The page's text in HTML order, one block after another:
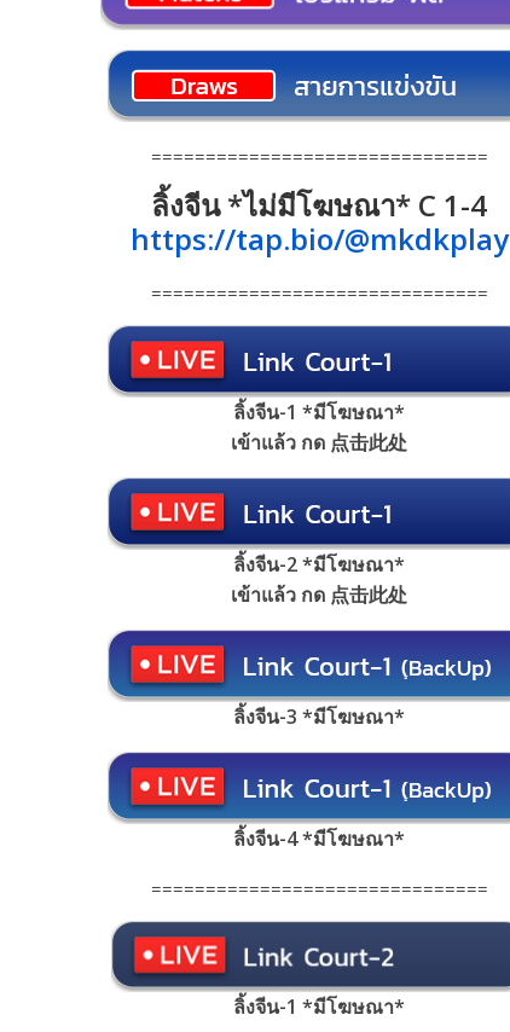
===============================
ลิ้งจีน *ไม่มีโฆษณา* C 1-4
https://tap.bio/@mkdkplay
===============================
ลิ้งจีน-1 *มีโฆษณา*
เข้าแล้ว กด 点击此处
ลิ้งจีน-2 *มีโฆษณา*
เข้าแล้ว กด 点击此处
ลิ้งจีน-3 *มีโฆษณา*
ลิ้งจีน-4 *มีโฆษณา*
===============================
ลิ้งจีน-1 *มีโฆษณา*